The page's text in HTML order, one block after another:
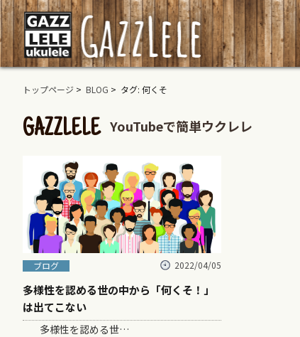
トップページ > BLOG > タグ: 何くそ
GAZZLELE YouTubeで簡単ウクレレ
ブログ 2022/04/05
多様性を認める世の中から「何くそ！」
は出てこない
多様性を認める世…